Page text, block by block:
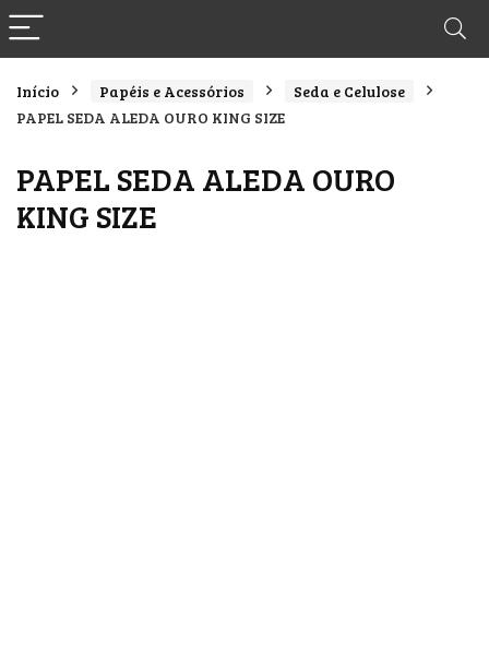
Início Papéis e Acessórios
Seda e Celulose
PAPEL SEDA ALEDA OURO KING SIZE
PAPEL SEDA ALEDA OURO
KING SIZE